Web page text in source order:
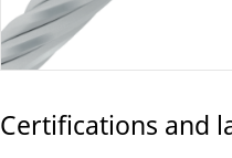
Certifications and